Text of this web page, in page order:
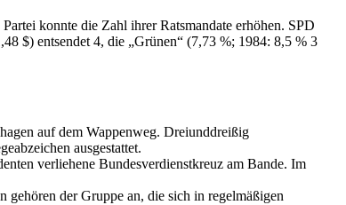
konnte die Zahl ihrer Ratsmandate erhöhen. SPD
$) entsendet 4, die „Grünen“ (7,73 %; 1984: 8,5 % 3
auf dem Wappenweg. Dreiunddreißig
ausgestattet.
verliehene Bundesverdienstkreuz am Bande. Im
der Gruppe an, die sich in regelmäßigen